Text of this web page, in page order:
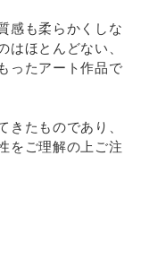
感も柔らかくしな
はほとんどない、
ったアート作品で
たものであり、
をご理解の上ご注